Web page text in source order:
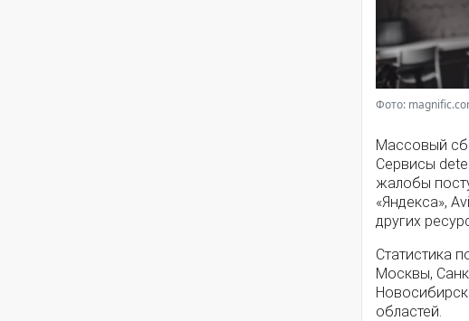
Фото:
Массовый
Сервисы
жалобы
«Яндекса»,
других
Статистика
Москвы,
областей.